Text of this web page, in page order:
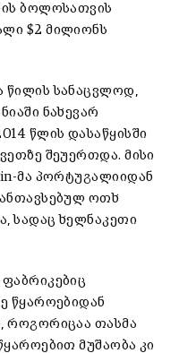
ბოლოსათვის
$2 მილიონს
წილის სანაცვლოდ,
ნახევარ
წლის დასაწყისში
შეუერთდა. მისი
მა პორტუგალიიდან
ოთხ
სადაც ხელნაკეთი
წყაროებიდან
როგორიცაა თასმა
მუშაობა კი